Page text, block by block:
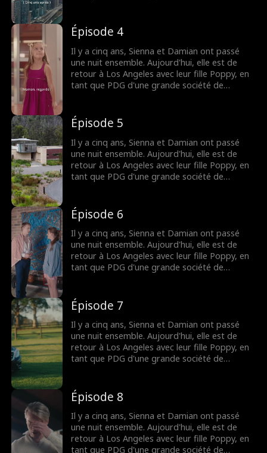
babysitter de Poppy. Vont-ils affronter le
monde ensemble et construire une nouvelle
vie de famille ?
Épisode 4
Il y a cinq ans, Sienna et Damian ont passé
une nuit ensemble. Aujourd'hui, elle est de
retour à Los Angeles avec leur fille Poppy, en
tant que PDG d'une grande société de
babysitter de Poppy. Vont-ils affronter le
monde ensemble et construire une nouvelle
vie de famille ?
Épisode 5
Il y a cinq ans, Sienna et Damian ont passé
une nuit ensemble. Aujourd'hui, elle est de
retour à Los Angeles avec leur fille Poppy, en
tant que PDG d'une grande société de
babysitter de Poppy. Vont-ils affronter le
monde ensemble et construire une nouvelle
vie de famille ?
Épisode 6
Il y a cinq ans, Sienna et Damian ont passé
une nuit ensemble. Aujourd'hui, elle est de
retour à Los Angeles avec leur fille Poppy, en
tant que PDG d'une grande société de
babysitter de Poppy. Vont-ils affronter le
monde ensemble et construire une nouvelle
vie de famille ?
Épisode 7
Il y a cinq ans, Sienna et Damian ont passé
une nuit ensemble. Aujourd'hui, elle est de
retour à Los Angeles avec leur fille Poppy, en
tant que PDG d'une grande société de
babysitter de Poppy. Vont-ils affronter le
monde ensemble et construire une nouvelle
vie de famille ?
Épisode 8
Il y a cinq ans, Sienna et Damian ont passé
une nuit ensemble. Aujourd'hui, elle est de
retour à Los Angeles avec leur fille Poppy, en
tant que PDG d'une grande société de